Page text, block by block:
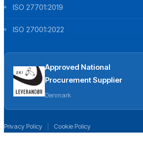
ISO 27701:2019
ISO 27001:2022
Approved National
Procurement Supplier
Denmark
Privacy Policy Cookie Policy